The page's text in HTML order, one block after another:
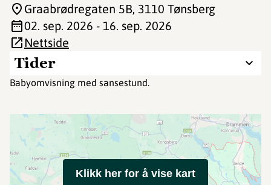
Tider
Babyomvisning med sansestund.
Graabrødregaten 5B, 3110 Tønsberg
02. sep. 2026 - 16. sep. 2026
Nettside
Klikk her for å vise kart